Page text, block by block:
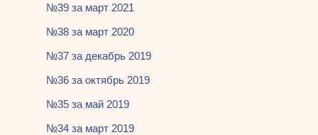
№39 за март 2021
№38 за март 2020
№37 за декабрь 2019
№36 за октябрь 2019
№35 за май 2019
№34 за март 2019